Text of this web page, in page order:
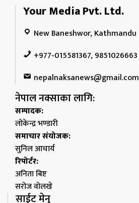
Your Media Pvt. Ltd.
New Baneshwor, Kathmandu
+977-015581367, 9851026663
nepalnaksanews@gmail.com
नेपाल नक्साका लागि:
सम्पादक:
लोकेन्द्र भण्डारी
समाचार संयोजक:
सुनिल आचार्य
रिपोर्टर:
अनिता बिष्ट
सरोज वोलखे
साईट मेनु